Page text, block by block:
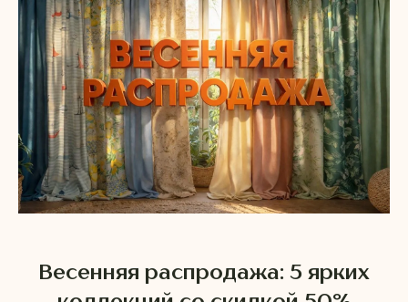
Весенняя распродажа: 5 ярких